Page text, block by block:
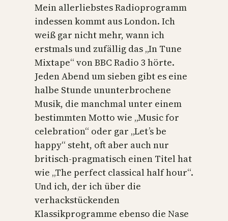
Mein allerliebstes Radioprogramm
indessen kommt aus London. Ich
weiß gar nicht mehr, wann ich
erstmals und zufällig das „In Tune
Mixtape“ von BBC Radio 3 hörte.
Jeden Abend um sieben gibt es eine
halbe Stunde ununterbrochene
Musik, die manchmal unter einem
bestimmten Motto wie „Music for
celebration“ oder gar „Let’s be
happy“ steht, oft aber auch nur
britisch-pragmatisch einen Titel hat
wie „The perfect classical half hour“.
Und ich, der ich über die
verhackstückenden
Klassikprogramme ebenso die Nase